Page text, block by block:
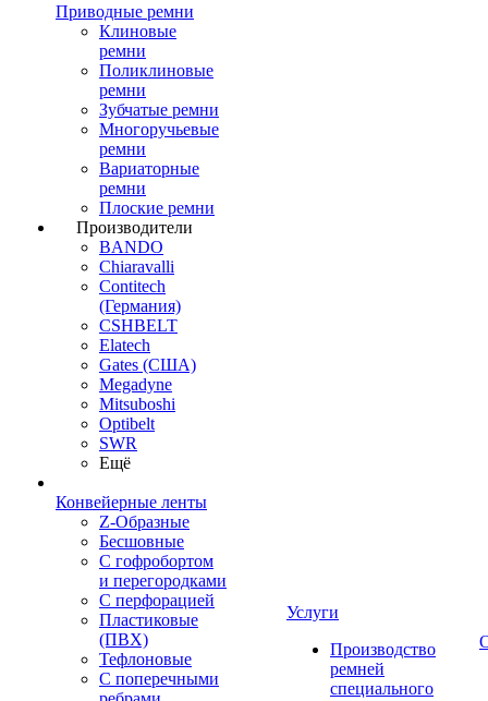
Приводные ремни
Клиновые
ремни
Поликлиновые
ремни
Зубчатые ремни
Многоручьевые
ремни
Вариаторные
ремни
Плоские ремни
Производители
BANDO
Chiaravalli
Contitech
(Германия)
CSHBELT
Elatech
Gates (США)
Megadyne
Mitsuboshi
Optibelt
SWR
Ещё
Конвейерные ленты
Z-Образные
Бесшовные
С гофробортом
и перегородками
С перфорацией
Пластиковые
(ПВХ)
Тефлоновые
С поперечными
Услуги
Производство
ремней
специального